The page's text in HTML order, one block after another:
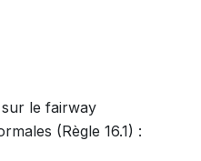
le fairway
(Règle 16.1) :